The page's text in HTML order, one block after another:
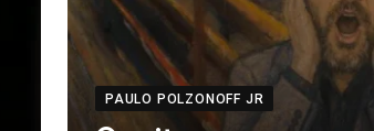
PAULO POLZONOFF JR